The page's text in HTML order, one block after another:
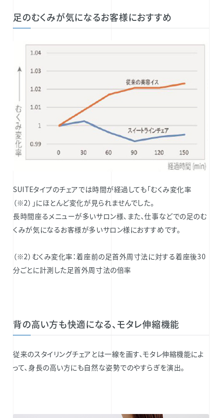
足のむくみが気になるお客様におすすめ
SUITEタイプのチェアでは時間が経過しても「むくみ変化率
（※2）」にほとんど変化が見られませんでした。
長時間座るメニューが多いサロン様、また、仕事などでの足のむ
くみが気になるお客様が多いサロン様におすすめです。
（※2）むくみ変化率：着座前の足首外周寸法に対する着座後30
分ごとに計測した足首外周寸法の倍率
背の高い方も快適になる、モタレ伸縮機能
従来のスタイリングチェアとは一線を画す、モタレ伸縮機能によ
って、身長の高い方にも自然な姿勢でのやすらぎを演出。